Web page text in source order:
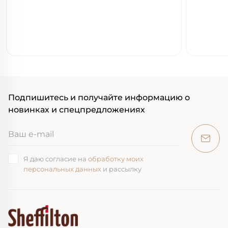
Подпишитесь и получайте информацию о
новинках и спецпредложениях
Я даю согласие на обработку моих
персональных данных и рассылку